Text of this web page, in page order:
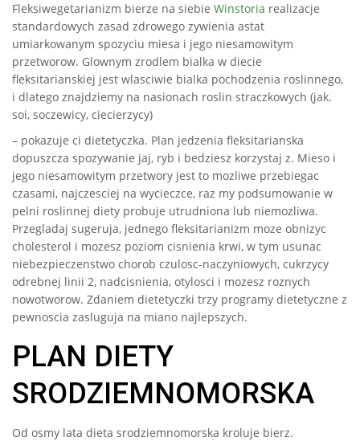
Fleksiwegetarianizm bierze na siebie Winstoria realizacje
standardowych zasad zdrowego zywienia astat
umiarkowanym spozyciu miesa i jego niesamowitym
przetworow. Glownym zrodlem bialka w diecie
fleksitarianskiej jest wlasciwie bialka pochodzenia roslinnego,
i dlatego znajdziemy na nasionach roslin straczkowych (jak.
soi, soczewicy, ciecierzycy)
– pokazuje ci dietetyczka. Plan jedzenia fleksitarianska
dopuszcza spozywanie jaj, ryb i bedziesz korzystaj z. Mieso i
jego niesamowitym przetwory jest to mozliwe przebiegac
czasami, najczesciej na wycieczce, raz my podsumowanie w
pelni roslinnej diety probuje utrudniona lub niemozliwa.
Przegladaj sugeruja, jednego fleksitarianizm moze obnizyc
cholesterol i mozesz poziom cisnienia krwi, w tym usunac
niebezpieczenstwo chorob czulosc-naczyniowych, cukrzycy
odrebnej linii 2, nadcisnienia, otylosci i mozesz roznych
nowotworow. Zdaniem dietetyczki trzy programy dietetyczne z
pewnoscia zasluguja na miano najlepszych.
PLAN DIETY
SRODZIEMNOMORSKA
Od osmy lata dieta srodziemnomorska kroluje bierz.